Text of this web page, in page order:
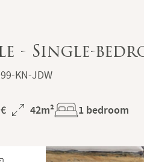
- Single-
KN-JDW
Total
42m² 1 bedroom
ET
est la propriété de :
CLASS